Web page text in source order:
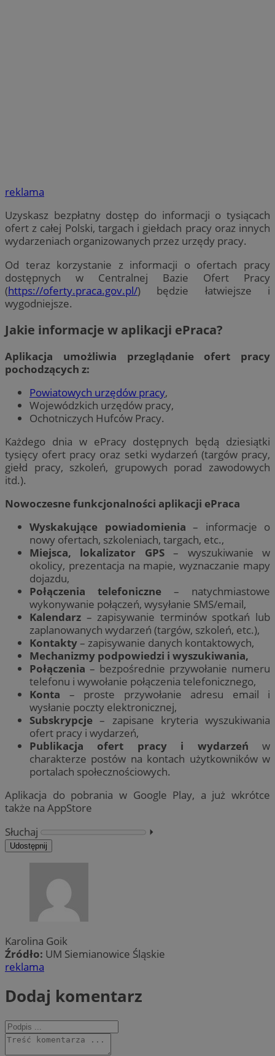
reklama
Uzyskasz bezpłatny dostęp do informacji o tysiącach
ofert z całej Polski, targach i giełdach pracy oraz innych
wydarzeniach organizowanych przez urzędy pracy.
Od teraz korzystanie z informacji o ofertach pracy
dostępnych w Centralnej Bazie Ofert Pracy
(https://oferty.praca.gov.pl/) będzie łatwiejsze i
wygodniejsze.
Jakie informacje w aplikacji ePraca?
Aplikacja umożliwia przeglądanie ofert pracy
pochodzących z:
Powiatowych urzędów pracy,
Wojewódzkich urzędów pracy,
Ochotniczych Hufców Pracy.
Każdego dnia w ePracy dostępnych będą dziesiątki
tysięcy ofert pracy oraz setki wydarzeń (targów pracy,
giełd pracy, szkoleń, grupowych porad zawodowych
itd.).
Nowoczesne funkcjonalności aplikacji ePraca
Wyskakujące powiadomienia – informacje o
nowy ofertach, szkoleniach, targach, etc.,
Miejsca, lokalizator GPS– wyszukiwanie w
okolicy, prezentacja na mapie, wyznaczanie mapy
dojazdu,
Połączenia telefoniczne – natychmiastowe
wykonywanie połączeń, wysyłanie SMS/email,
Kalendarz – zapisywanie terminów spotkań lub
zaplanowanych wydarzeń (targów, szkoleń, etc.),
Kontakty– zapisywanie danych kontaktowych,
Mechanizmy podpowiedzi i wyszukiwania,
Połączenia – bezpośrednie przywołanie numeru
telefonu i wywołanie połączenia telefonicznego,
Konta – proste przywołanie adresu email i
wysłanie poczty elektronicznej,
Subskrypcje – zapisane kryteria wyszukiwania
ofert pracy i wydarzeń,
Publikacja ofert pracy i wydarzeń w
charakterze postów na kontach użytkowników w
portalach społecznościowych.
Aplikacja do pobrania w Google Play, a już wkrótce
także na AppStore
Słuchaj
⏵︎
Udostępnij
Karolina Goik
Źródło: UM Siemianowice Śląskie
reklama
Dodaj komentarz